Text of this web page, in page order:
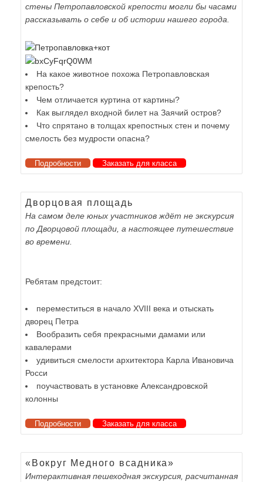
стены Петропавловской крепости могли бы часами
рассказывать о себе и об истории нашего города.
На какое животное похожа Петропавловская
крепость?
Чем отличается куртина от картины?
Как выглядел входной билет на Заячий остров?
Что спрятано в толщах крепостных стен и почему
смелость без мудрости опасна?
Подробности Заказать для класса
Дворцовая площадь
На самом деле юных участников ждёт не экскурсия
по Дворцовой площади, а настоящее путешествие
во времени.
Ребятам предстоит:
переместиться в начало XVIII века и отыскать
дворец Петра
Вообразить себя прекрасными дамами или
кавалерами
удивиться смелости архитектора Карла Ивановича
Росси
поучаствовать в установке Александровской
колонны
Подробности Заказать для класса
«Вокруг Медного всадника»
Интерактивная пешеходная экскурсия, расчитанная